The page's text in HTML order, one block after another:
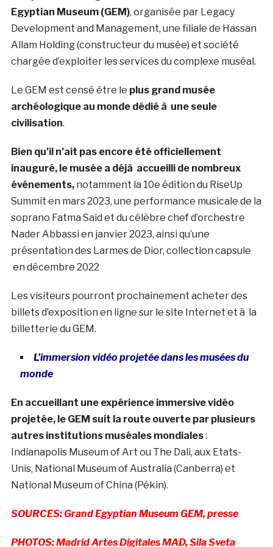
Egyptian Museum (GEM), organisée par Legacy
Development and Management, une filiale de Hassan
Allam Holding (constructeur du musée) et société
chargée d’exploiter les services du complexe muséal.
Le GEM est censé être le plus grand musée
archéologique au monde dédié à une seule
civilisation.
Bien qu’il n’ait pas encore été officiellement
inauguré, le musée a déjà accueilli de nombreux
événements,notamment la 10e édition du RiseUp
Summit en mars 2023, une performance musicale de la
soprano Fatma Said et du célèbre chef d’orchestre
Nader Abbassi en janvier 2023, ainsi qu’une
présentation des Larmes de Dior, collection capsule
en décembre 2022
Les visiteurs pourront prochainement acheter des
billets d’exposition en ligne sur le site Internet et à la
billetterie du GEM.
L’immersion vidéo projetée dans les musées du
monde
En accueillant une expérience immersive vidéo
projetée, le GEM suit la route ouverte par plusieurs
autres institutions muséales mondiales:
Indianapolis Museum of Art ou The Dali, aux Etats-
Unis, National Museum of Australia (Canberra) et
National Museum of China (Pékin).
SOURCES: Grand Egyptian Museum GEM, presse
PHOTOS: Madrid Artes Digitales MAD, Sila Sveta